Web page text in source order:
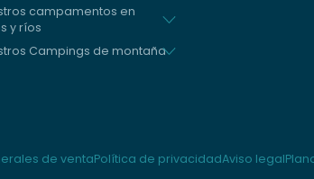
privacidad, garantizando el cumplimiento de las
campamentos en
y ríos
Campings de montaña
de ventaPolítica de privacidadAviso legal